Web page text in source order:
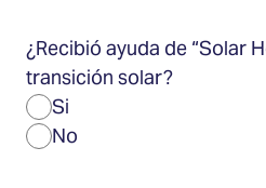
¿Recibió ayuda de “Solar
transición solar?
Si
No